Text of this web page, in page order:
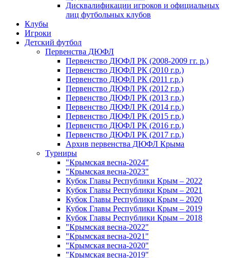
Дисквалификации игроков и официальных
лиц футбольных клубов
Клубы
Игроки
Детский футбол
Первенства ДЮФЛ
Первенство ДЮФЛ РК (2008-2009 гг. р.)
Первенство ДЮФЛ РК (2010 г.р.)
Первенство ДЮФЛ РК (2011 г.р.)
Первенство ДЮФЛ РК (2012 г.р.)
Первенство ДЮФЛ РК (2013 г.р.)
Первенство ДЮФЛ РК (2014 г.р.)
Первенство ДЮФЛ РК (2015 г.р.)
Первенство ДЮФЛ РК (2016 г.р.)
Первенство ДЮФЛ РК (2017 г.р.)
Архив первенства ДЮФЛ Крыма
Турниры
"Крымская весна-2024"
"Крымская весна-2023"
Кубок Главы Республики Крым – 2022
Кубок Главы Республики Крым – 2021
Кубок Главы Республики Крым – 2020
Кубок Главы Республики Крым – 2019
Кубок Главы Республики Крым – 2018
"Крымская весна-2022"
"Крымская весна-2021"
"Крымская весна-2020"
"Крымская весна-2019"